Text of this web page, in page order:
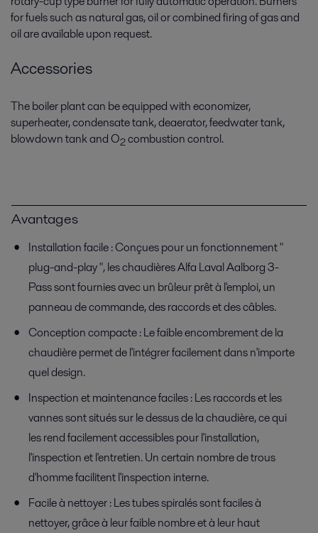
for fuels such as natural gas, oil or combined firing of gas and
oil are available upon request.
Accessories
The boiler plant can be equipped with economizer,
superheater, condensate tank, deaerator, feedwater tank,
blowdown tank and O2combustion control.
Avantages
Installation facile : Conçues pour un fonctionnement "
plug-and-play ", les chaudières Alfa Laval Aalborg 3-
Pass sont fournies avec un brûleur prêt à l'emploi, un
panneau de commande, des raccords et des câbles.
Conception compacte : Le faible encombrement de la
chaudière permet de l'intégrer facilement dans n'importe
quel design.
Inspection et maintenance faciles : Les raccords et les
vannes sont situés sur le dessus de la chaudière, ce qui
les rend facilement accessibles pour l'installation,
l'inspection et l'entretien. Un certain nombre de trous
d'homme facilitent l'inspection interne.
Facile à nettoyer : Les tubes spiralés sont faciles à
nettoyer, grâce à leur faible nombre et à leur haut